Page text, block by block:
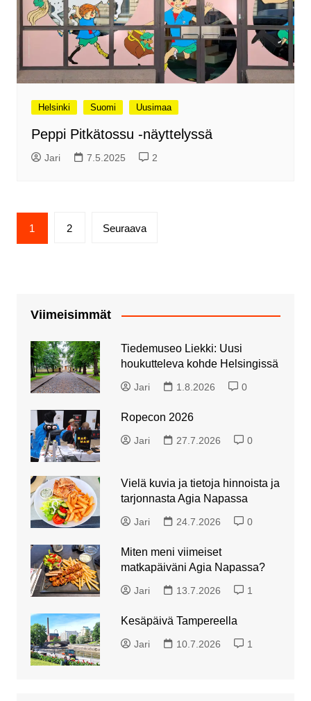
Helsinki Suomi Uusimaa
Peppi Pitkätossu -näyttelyssä
Jari 7.5.2025 2
Artikkelien
sivutus
1 2 Seuraava
Viimeisimmät
Tiedemuseo Liekki: Uusi
houkutteleva kohde Helsingissä
Jari 1.8.2026 0
Ropecon 2026
Jari 27.7.2026 0
Vielä kuvia ja tietoja hinnoista ja
tarjonnasta Agia Napassa
Jari 24.7.2026 0
Miten meni viimeiset
matkapäiväni Agia Napassa?
Jari 13.7.2026 1
Kesäpäivä Tampereella
Jari 10.7.2026 1